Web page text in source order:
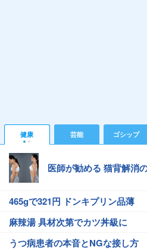
健康 芸能 ゴシップ
医師が勧める 猫背解消
465gで321円 ドンキプリン品薄
麻辣湯 具材次第でカツ丼級に
うつ病患者の本音とNGな接し方